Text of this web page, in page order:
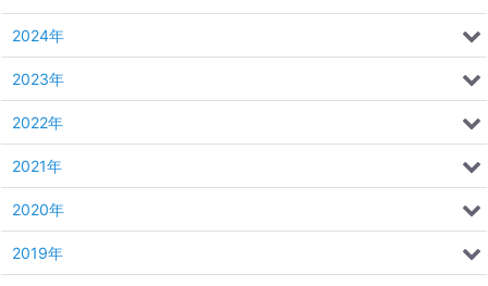
2024年
2023年
2022年
2021年
2020年
2019年